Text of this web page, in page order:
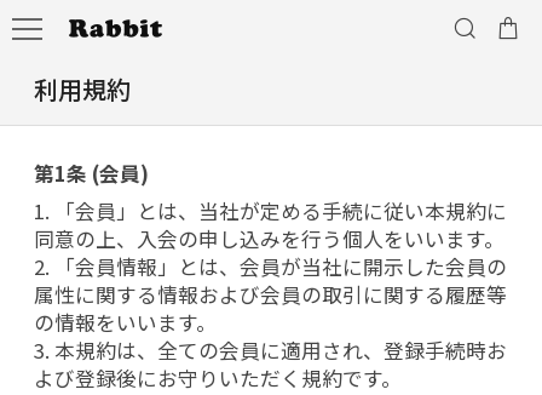
利用規約
第1条 (会員)
1. 「会員」とは、当社が定める手続に従い本規約に
同意の上、入会の申し込みを行う個人をいいます。
2. 「会員情報」とは、会員が当社に開示した会員の
属性に関する情報および会員の取引に関する履歴等
の情報をいいます。
3. 本規約は、全ての会員に適用され、登録手続時お
よび登録後にお守りいただく規約です。